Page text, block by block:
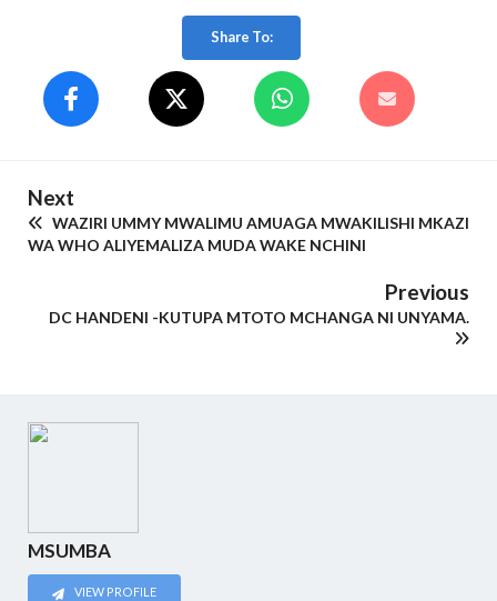
Share To:
Next
WAZIRI UMMY MWALIMU AMUAGA MWAKILISHI MKAZI
WA WHO ALIYEMALIZA MUDA WAKE NCHINI
Previous
DC HANDENI -KUTUPA MTOTO MCHANGA NI UNYAMA.
MSUMBA
VIEW PROFILE